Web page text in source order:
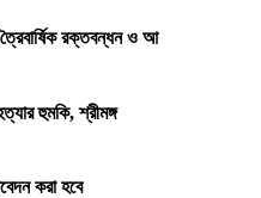
রক্তবন্ধন ও আ
হুমকি, শ্রীমঙ্গ
করা হবে